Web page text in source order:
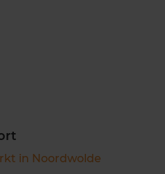
in Noordwolde